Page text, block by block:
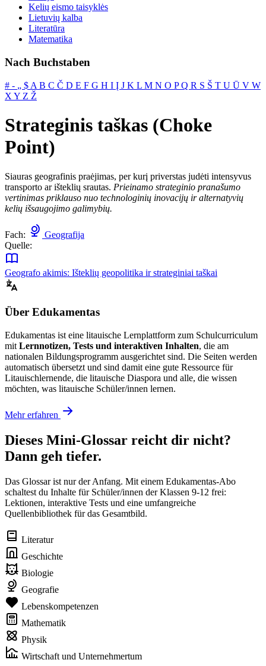
Kelių eismo taisyklės
Lietuvių kalba
Literatūra
Matematika
Nach Buchstaben
# ‐ „ $ A B C Č D E F G H I Į J K L M N O PQ R S Š T U Ū V W
X Y Z Ž
Strateginis taškas (Choke
Point)
Siauras geografinis praėjimas, per kurį priverstas judėti intensyvus
transporto ar išteklių srautas. Prieinamo strateginio pranašumo
vertinimas priklauso nuo technologinių inovacijų ir alternatyvių
kelių išsaugojimo galimybių.
Fach:
Geografija
Quelle:
Geografo akimis: Išteklių geopolitika ir strateginiai taškai
Über Edukamentas
Edukamentas ist eine litauische Lernplattform zum Schulcurriculum
mit Lernnotizen, Tests und interaktiven Inhalten, die am
nationalen Bildungsprogramm ausgerichtet sind. Die Seiten werden
automatisch übersetzt und sind damit eine gute Ressource für
Litauischlernende, die litauische Diaspora und alle, die wissen
möchten, was litauische Schüler/innen lernen.
Mehr erfahren
Dieses Mini-Glossar reicht dir nicht?
Dann geh tiefer.
Das Glossar ist nur der Anfang. Mit einem Edukamentas-Abo
schaltest du Inhalte für Schüler/innen der Klassen 9-12 frei:
Lektionen, interaktive Tests und eine umfangreiche
Quellenbibliothek für das Gesamtbild.
Literatur
Geschichte
Biologie
Geografie
Lebenskompetenzen
Mathematik
Physik
Wirtschaft und Unternehmertum